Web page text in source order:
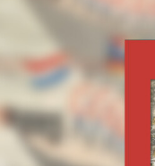
이며, 인간은 무엇이고,
학에 기초에 탐구해보고
와 『과학과 메타과학』
재 지나치게 전문화되고
있다는 것이다. 그것은 바
디에서 왔고 누구이며,
으면 좋겠지만. 좀, 바뀌
꾸자. 지금은 어디서든
고, 그래야 되는 시기가
발 앞서서 내다보는 사람
들이 다 읽었으면 좋겠지
외하곤 이 작가의 책들을